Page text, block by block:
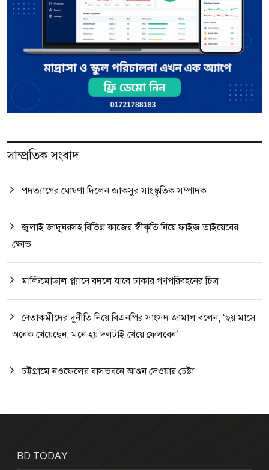
সাম্প্রতিক সংবাদ
পদত্যাগের ঘোষণা দিলেন জাকসুর সাংস্কৃতিক সম্পাদক
জুলাই জাদুঘরসহ বিভিন্ন কাজের স্বীকৃতি নিয়ে ফাইজ তাইয়েবের
ক্ষোভ
মাল্টিমোডাল প্ল্যানে বদলে যাবে ঢাকার গণপরিবহনের চিত্র
নেতাকর্মীদের দুর্নীতি নিয়ে বিএনপির সাংসদ জামাল বলেন, ‘ছয় মাসে
অনেক খেয়েছেন, মনে হয় দলটাই খেয়ে ফেলবেন’
চট্টগ্রামে নওফেলের বাসভবনে আগুন দেওয়ার চেষ্টা
BD TODAY